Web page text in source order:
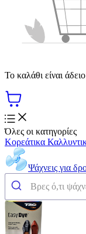
Το καλάθι είναι άδειο
Όλες οι κατηγορίες
Κορεάτικα
Ψάχνεις για